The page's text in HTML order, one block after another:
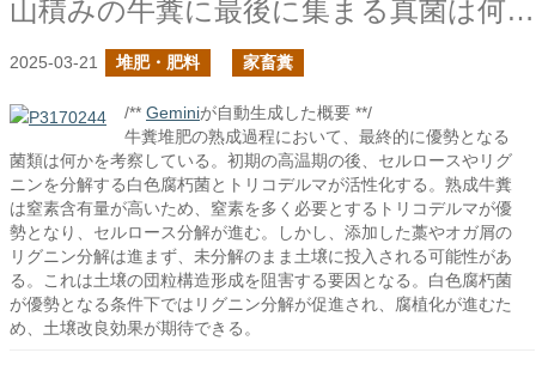
山積みの牛糞に最後に集まる真菌は何だ？
2025-03-21 堆肥・肥料 家畜糞
/** Geminiが自動生成した概要 **/
牛糞堆肥の熟成過程において、最終的に優勢となる
菌類は何かを考察している。初期の高温期の後、セルロースやリグ
ニンを分解する白色腐朽菌とトリコデルマが活性化する。熟成牛糞
は窒素含有量が高いため、窒素を多く必要とするトリコデルマが優
勢となり、セルロース分解が進む。しかし、添加した藁やオガ屑の
リグニン分解は進まず、未分解のまま土壌に投入される可能性があ
る。これは土壌の団粒構造形成を阻害する要因となる。白色腐朽菌
が優勢となる条件下ではリグニン分解が促進され、腐植化が進むた
め、土壌改良効果が期待できる。